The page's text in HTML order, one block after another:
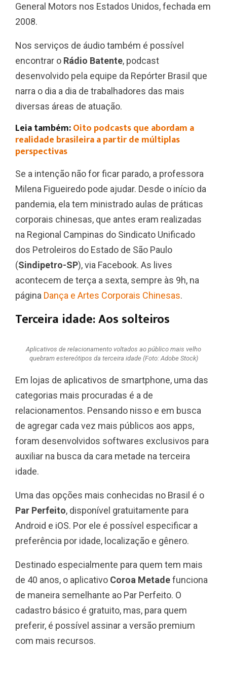
General Motors nos Estados Unidos, fechada em
2008.
Nos serviços de áudio também é possível
encontrar o Rádio Batente, podcast
desenvolvido pela equipe da Repórter Brasil que
narra o dia a dia de trabalhadores das mais
diversas áreas de atuação.
Leia também:Oito podcasts que abordam a
realidade brasileira a partir de múltiplas
perspectivas
Se a intenção não for ficar parado, a professora
Milena Figueiredo pode ajudar. Desde o início da
pandemia, ela tem ministrado aulas de práticas
corporais chinesas, que antes eram realizadas
na Regional Campinas do Sindicato Unificado
dos Petroleiros do Estado de São Paulo
(Sindipetro-SP), via Facebook. As lives
acontecem de terça a sexta, sempre às 9h, na
página Dança e Artes Corporais Chinesas.
Terceira idade: Aos solteiros
Aplicativos de relacionamento voltados ao público mais velho
quebram estereótipos da terceira idade (Foto: Adobe Stock)
Em lojas de aplicativos de smartphone, uma das
categorias mais procuradas é a de
relacionamentos. Pensando nisso e em busca
de agregar cada vez mais públicos aos apps,
foram desenvolvidos softwares exclusivos para
auxiliar na busca da cara metade na terceira
idade.
Uma das opções mais conhecidas no Brasil é o
Par Perfeito, disponível gratuitamente para
Android e iOS. Por ele é possível especificar a
preferência por idade, localização e gênero.
Destinado especialmente para quem tem mais
de 40 anos, o aplicativo Coroa Metadefunciona
de maneira semelhante ao Par Perfeito. O
cadastro básico é gratuito, mas, para quem
preferir, é possível assinar a versão premium
com mais recursos.